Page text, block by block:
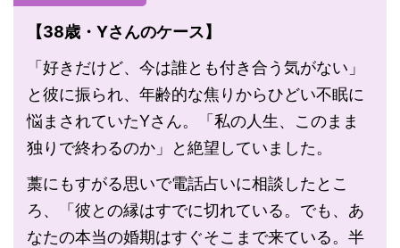
【38歳・Yさんのケース】
「好きだけど、今は誰とも付き合う気がない」
と彼に振られ、年齢的な焦りからひどい不眠に
悩まされていたYさん。「私の人生、このまま
独りで終わるのか」と絶望していました。
藁にもすがる思いで電話占いに相談したとこ
ろ、「彼との縁はすでに切れている。でも、あ
なたの本当の婚期はすぐそこまで来ている。半